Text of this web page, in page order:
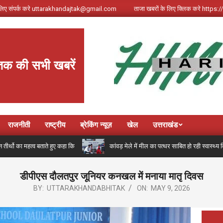
संपर्क करे uttarakhandajtak@gmail.com ताजा खबरों के लिए क्लिक करे
की सभी खबरें
राजनीती राष्ट्रीय ब्रेकिंग न्यूज़ खेल उत्तराखंड
महत्व बताते हुए कहा कि कांवड़ मेले में मील का पत्थर साबित हो रही स्वास्थ्य
डीपीएस दौलतपुर जूनियर कनखल में मनाया मातृ दिवस
BY: UTTARAKHANDABHITAK ON: MAY 9, 2026